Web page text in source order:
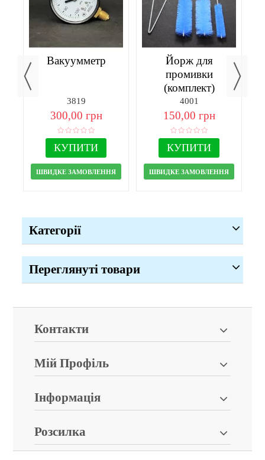
Вакуумметр
3819
300,00 грн
КУПИТИ
ШВИДКЕ ЗАМОВЛЕННЯ
Йорж для
промивки
(комплект)
4001
150,00 грн
КУПИТИ
ШВИДКЕ ЗАМОВЛЕННЯ
Категорії
Переглянуті товари
Контакти
Мій Профіль
Інформація
Розсилка